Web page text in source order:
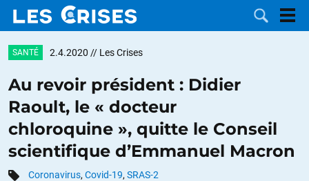
DOSSIERS
CATÉGORIES
SANTÉ 2.4.2020 // Les Crises
Au revoir président : Didier
Raoult, le « docteur
chloroquine », quitte le Conseil
scientifique d’Emmanuel Macron
Coronavirus, Covid-19, SRAS-2